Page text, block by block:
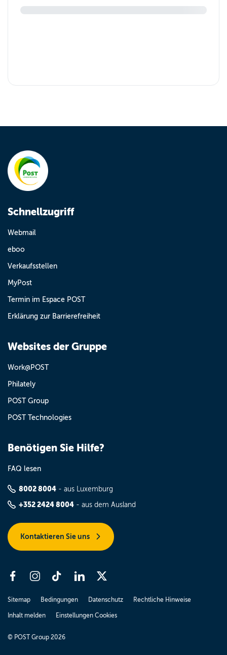
Schnellzugriff
Webmail
eboo
Verkaufsstellen
MyPost
Termin im Espace POST
Erklärung zur Barrierefreiheit
Websites der Gruppe
Work@POST
Philately
POST Group
POST Technologies
Benötigen Sie Hilfe?
FAQ lesen
8002 8004 - aus Luxemburg
+352 2424 8004 - aus dem Ausland
Kontaktieren Sie uns
Sitemap Bedingungen Datenschutz Rechtliche Hinweise
Inhalt melden Einstellungen Cookies
© POST Group 2026